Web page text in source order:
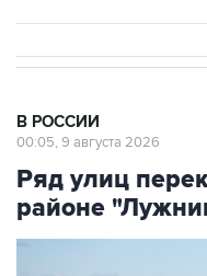
Ряд улиц
районе